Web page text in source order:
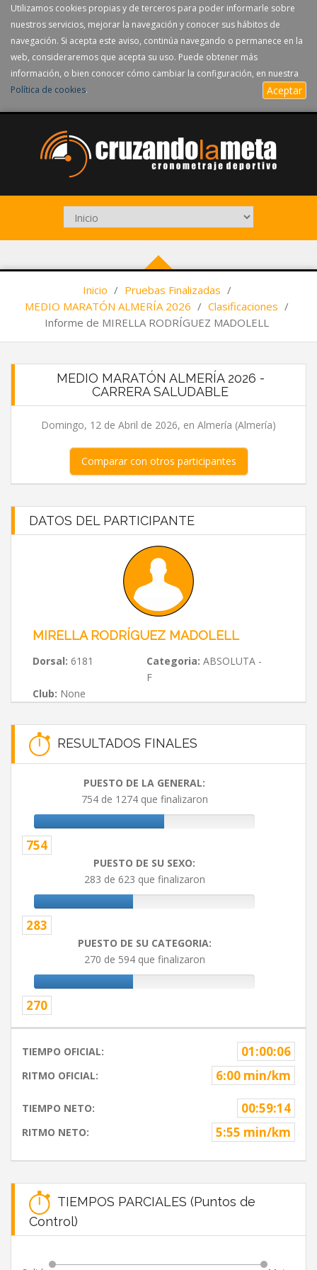
Utilizamos cookies propias y de terceros para poder informarle sobre
nuestros servicios, mejorar la navegación y conocer sus hábitos de
navegación. Si acepta este aviso, continúa navegando o permanece en la
web, consideraremos que acepta su uso. Puede obtener más
información, o bien conocer cómo cambiar la configuración, en nuestra
Política de cookies. Aceptar
Inicio / Pruebas Finalizadas /
MEDIO MARATÓN ALMERÍA 2026 / Clasificaciones /
Informe de MIRELLA RODRÍGUEZ MADOLELL
MEDIO MARATÓN ALMERÍA 2026 -
CARRERA SALUDABLE
Domingo, 12 de Abril de 2026, en Almería (Almería)
Comparar con otros participantes
DATOS DEL PARTICIPANTE
MIRELLA RODRÍGUEZ MADOLELL
Dorsal: 6181 Categoria: ABSOLUTA -
F
Club: None
RESULTADOS FINALES
PUESTO DE LA GENERAL:
754 de 1274 que finalizaron
754
PUESTO DE SU SEXO:
283 de 623 que finalizaron
283
PUESTO DE SU CATEGORIA:
270 de 594 que finalizaron
270
TIEMPO OFICIAL: 01:00:06
RITMO OFICIAL: 6:00 min/km
TIEMPO NETO: 00:59:14
RITMO NETO: 5:55 min/km
TIEMPOS PARCIALES (Puntos de
Control)